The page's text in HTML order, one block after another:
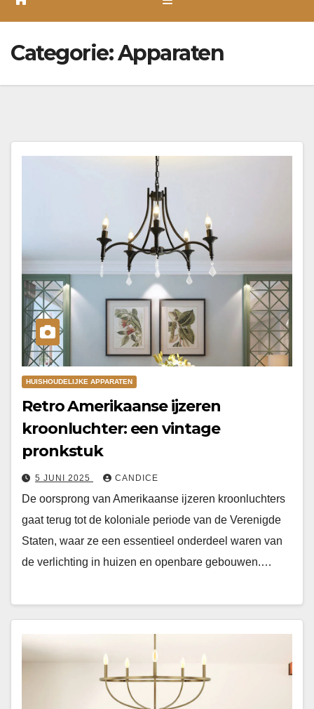
Categorie:Apparaten
HUISHOUDELIJKE APPARATEN
Retro Amerikaanse ijzeren
kroonluchter: een vintage
pronkstuk
5 JUNI 2025 CANDICE
De oorsprong van Amerikaanse ijzeren kroonluchters
gaat terug tot de koloniale periode van de Verenigde
Staten, waar ze een essentieel onderdeel waren van
de verlichting in huizen en openbare gebouwen.…